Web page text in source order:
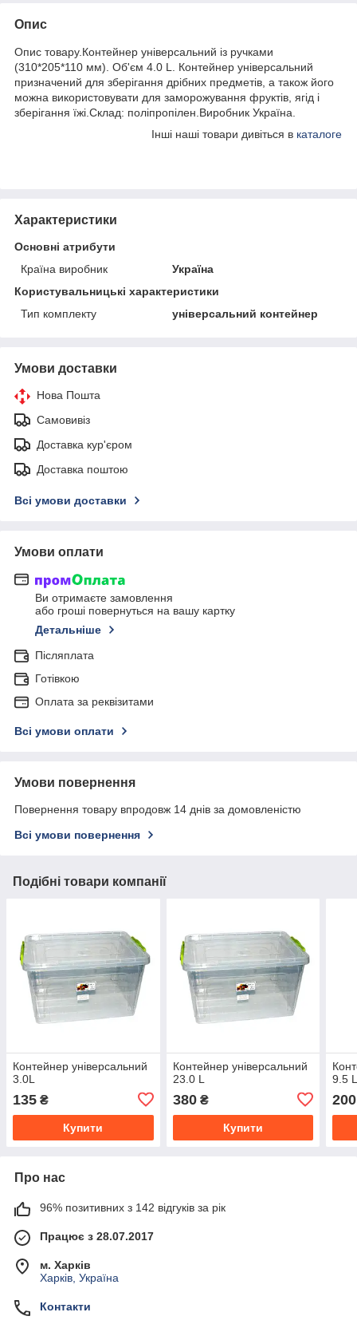
Опис
Опис товару.Контейнер універсальний із ручками
(310*205*110 мм). Об'єм 4.0 L. Контейнер універсальний
призначений для зберігання дрібних предметів, а також його
можна використовувати для заморожування фруктів, ягід і
зберігання їжі.Склад: поліпропілен.Виробник Україна.
Інші наші товари дивіться в каталоге
Характеристики
Основні атрибути
Країна виробник
Україна
Користувальницькі характеристики
Тип комплекту
універсальний контейнер
Умови доставки
Нова Пошта
Самовивіз
Доставка кур'єром
Доставка поштою
Всі умови доставки
Умови оплати
Ви отримаєте замовлення
або гроші повернуться на вашу картку
Детальніше
Післяплата
Готівкою
Оплата за реквізитами
Всі умови оплати
Умови повернення
Повернення товару впродовж 14 днів за домовленістю
Всі умови повернення
Подібні товари компанії
Контейнер універсальний
3.0L
135 ₴
Купити
Контейнер універсальний
23.0 L
380₴
Купити
9.5
200
Про нас
96% позитивних з 142 відгуків за рік
Працює з 28.07.2017
м. Харків
Харків, Україна
Контакти